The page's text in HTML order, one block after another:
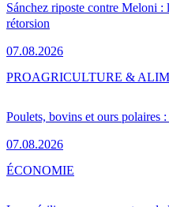
Sánchez riposte contre Meloni :
rétorsion
07.08.2026
Poulets, bovins et ours polaires
07.08.2026
PROAGRICULTURE &
ÉCONOMIE